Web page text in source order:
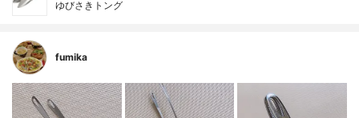
ゆびさきトング
fumika